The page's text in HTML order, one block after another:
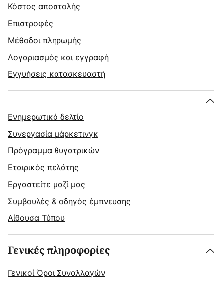
Κόστος αποστολής
Επιστροφές
Μέθοδοι πληρωμής
Λογαριασμός και εγγραφή
Εγγυήσεις κατασκευαστή
Ενημερωτικό δελτίο
Συνεργασία μάρκετινγκ
Πρόγραμμα θυγατρικών
Εταιρικός πελάτης
Εργαστείτε μαζί μας
Συμβουλές & οδηγός έμπνευσης
Αίθουσα Τύπου
Γενικές πληροφορίες
Γενικοί Όροι Συναλλαγών